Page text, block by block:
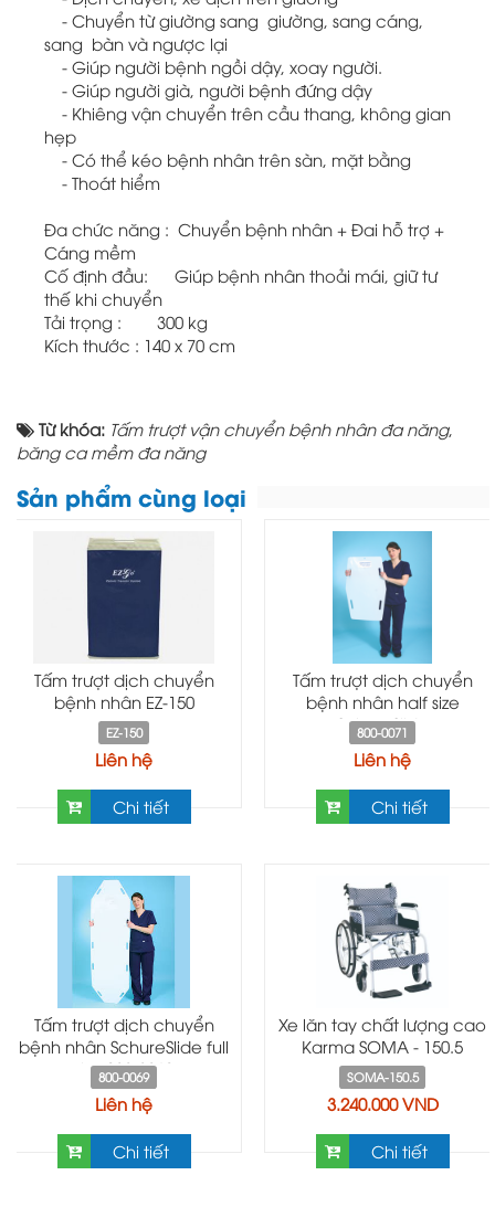
- Chuyển từ giường sang giường, sang cáng,
sang bàn và ngược lại
- Giúp người bệnh ngồi dậy, xoay người.
- Giúp người già, người bệnh đứng dậy
- Khiêng vận chuyển trên cầu thang, không gian
hẹp
- Có thể kéo bệnh nhân trên sàn, mặt bằng
- Thoát hiểm
Đa chức năng : Chuyển bệnh nhân + Đai hỗ trợ +
Cáng mềm
Cố định đầu: Giúp bệnh nhân thoải mái, giữ tư
thế khi chuyển
Tải trọng : 300 kg
Kích thước : 140 x 70 cm
Từ khóa: Tấm trượt vận chuyển bệnh nhân đa năng,
băng ca mềm đa năng
Sản phẩm cùng loại
Tấm trượt dịch chuyển
bệnh nhân EZ-150
EZ-150
Liên hệ
Chi tiết
Tấm trượt dịch chuyển
bệnh nhân half size
SchureSlide
800-0071
Liên hệ
Chi tiết
Tấm trượt dịch chuyển
bệnh nhân SchureSlide full
size 800-0069
800-0069
Liên hệ
Chi tiết
Xe lăn tay chất lượng cao
Karma SOMA - 150.5
SOMA-150.5
3.240.000 VND
Chi tiết